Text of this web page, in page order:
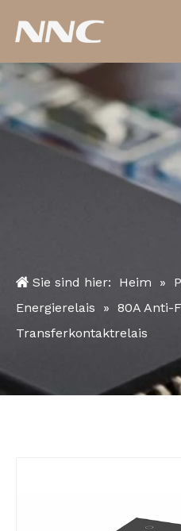
Sie sind hier: Heim »
Energierelais
» 80A Anti-
Transferkontaktrelais